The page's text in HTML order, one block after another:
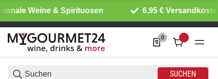
Weine & Spirituosen 6,95 €
SUCHEN
0
0 Produkte in der